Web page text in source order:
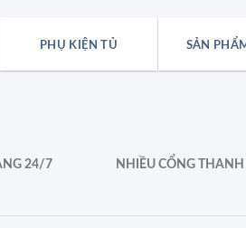
PHỤ KIỆN TỦ SẢN
24/7 NHIỀU CỔNG THANH